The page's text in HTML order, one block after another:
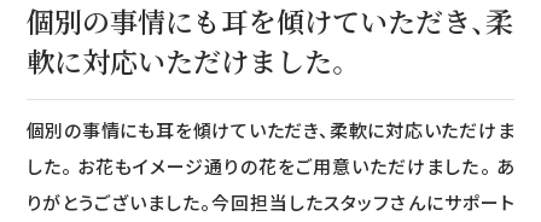
個別の事情にも耳を傾けていただき、柔
軟に対応いただけました。
個別の事情にも耳を傾けていただき、柔軟に対応いただけま
した。 お花もイメージ通りの花をご用意いただけました。 あ
りがとうございました。今回担当したスタッフさんにサポート